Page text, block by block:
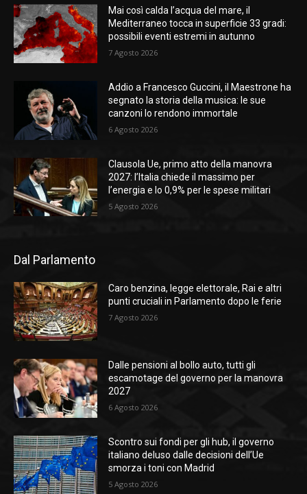
Mai così calda l’acqua del mare, il
Mediterraneo tocca in superficie 33 gradi:
possibili eventi estremi in autunno
7 Agosto 2026
Addio a Francesco Guccini, il Maestrone ha
segnato la storia della musica: le sue
canzoni lo rendono immortale
6 Agosto 2026
Clausola Ue, primo atto della manovra
2027: l’Italia chiede il massimo per
l’energia e lo 0,9% per le spese militari
5 Agosto 2026
Dal Parlamento
Caro benzina, legge elettorale, Rai e altri
punti cruciali in Parlamento dopo le ferie
7 Agosto 2026
Dalle pensioni al bollo auto, tutti gli
escamotage del governo per la manovra
2027
6 Agosto 2026
Scontro sui fondi per gli hub, il governo
italiano deluso dalle decisioni dell’Ue
smorza i toni con Madrid
5 Agosto 2026